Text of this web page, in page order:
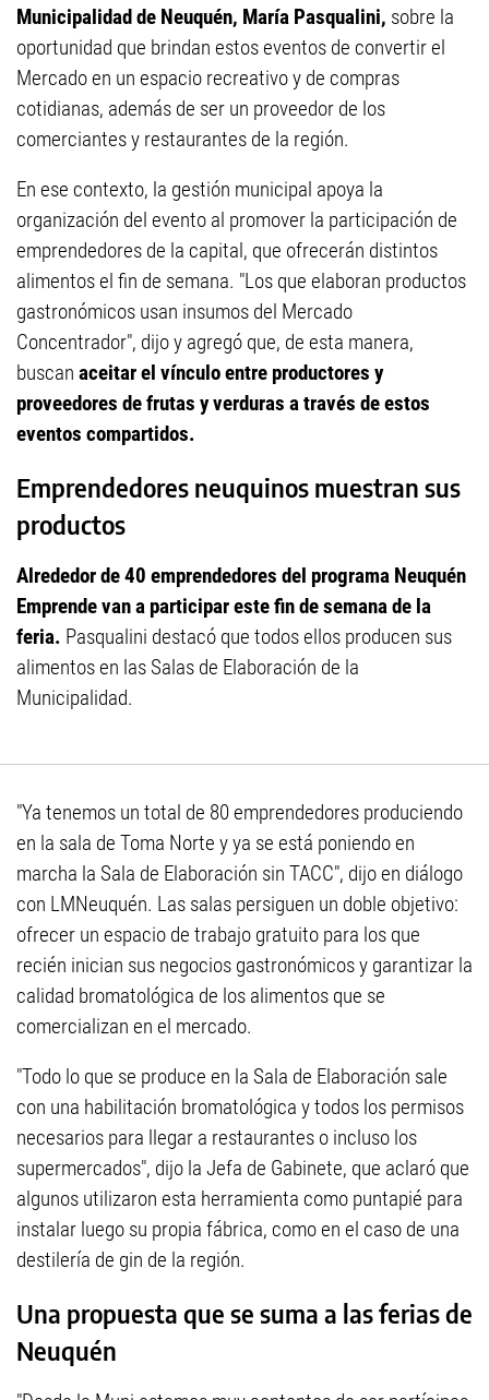
Municipalidad de Neuquén, María Pasqualini, sobre la
oportunidad que brindan estos eventos de convertir el
Mercado en un espacio recreativo y de compras
cotidianas, además de ser un proveedor de los
comerciantes y restaurantes de la región.
En ese contexto, la gestión municipal apoya la
organización del evento al promover la participación de
emprendedores de la capital, que ofrecerán distintos
alimentos el fin de semana. "Los que elaboran productos
gastronómicos usan insumos del Mercado
Concentrador", dijo y agregó que, de esta manera,
buscan aceitar el vínculo entre productores y
proveedores de frutas y verduras a través de estos
eventos compartidos.
Emprendedores neuquinos muestran sus
productos
Alrededor de 40 emprendedores del programa Neuquén
Emprende van a participar este fin de semana de la
feria. Pasqualini destacó que todos ellos producen sus
alimentos en las Salas de Elaboración de la
Municipalidad.
"Ya tenemos un total de 80 emprendedores produciendo
en la sala de Toma Norte y ya se está poniendo en
marcha la Sala de Elaboración sin TACC", dijo en diálogo
con LMNeuquén. Las salas persiguen un doble objetivo:
ofrecer un espacio de trabajo gratuito para los que
recién inician sus negocios gastronómicos y garantizar la
calidad bromatológica de los alimentos que se
comercializan en el mercado.
"Todo lo que se produce en la Sala de Elaboración sale
con una habilitación bromatológica y todos los permisos
necesarios para llegar a restaurantes o incluso los
supermercados", dijo la Jefa de Gabinete, que aclaró que
algunos utilizaron esta herramienta como puntapié para
instalar luego su propia fábrica, como en el caso de una
destilería de gin de la región.
Una propuesta que se suma a las ferias de
Neuquén